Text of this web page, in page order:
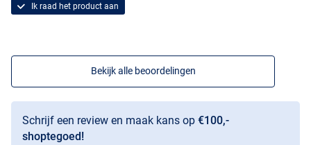
Ik raad het product aan
Bekijk alle beoordelingen
Schrijf een review en maak kans op €100,-
shoptegoed!